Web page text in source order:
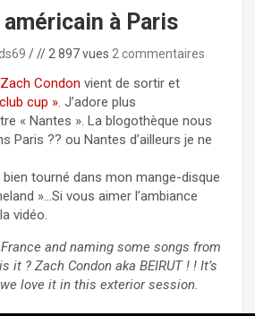
américain à Paris
// 2 897 vues 2 commentaires
Zach Condon vient de sortir et
cup ». J’adore plus
« Nantes ». La blogothèque nous
Paris ?? ou Nantes d’ailleurs je ne
bien tourné dans mon mange-disque
»…Si vous aimer l’ambiance
vidéo.
and naming some songs from
it ? Zach Condon aka BEIRUT ! ! It’s
love it in this exterior session.